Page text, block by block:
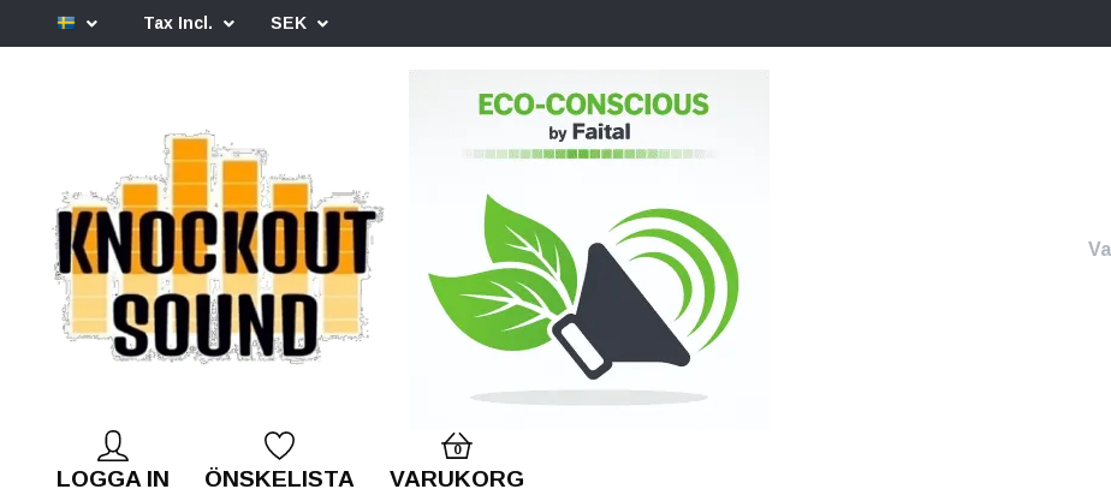
Tax Incl. SEK
LOGGA IN ÖNSKELISTA
0
VARUKORG